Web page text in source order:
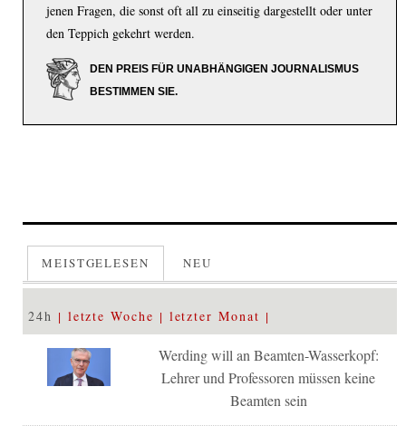
jenen Fragen, die sonst oft all zu einseitig dargestellt oder unter
den Teppich gekehrt werden.
DEN PREIS FÜR UNABHÄNGIGEN JOURNALISMUS
BESTIMMEN SIE.
MEISTGELESEN NEU
24h letzte Woche letzter Monat
Werding will an Beamten-Wasserkopf:
Lehrer und Professoren müssen keine
Beamten sein